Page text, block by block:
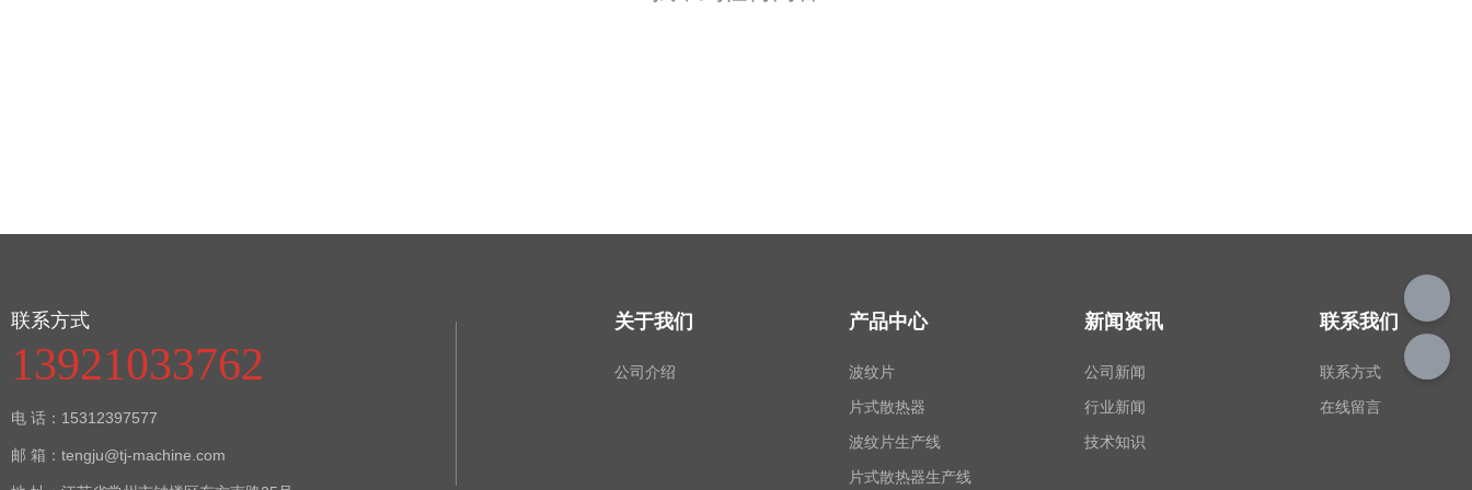
联系方式
13921033762
电 话：15312397577
邮 箱：tengju@tj-machine.com
关于我们
公司介绍
产品中心
波纹片
片式散热器
波纹片生产线
片式散热器生产线
新闻资讯
公司新闻
行业新闻
技术知识
联系我们
联系方式
在线留言